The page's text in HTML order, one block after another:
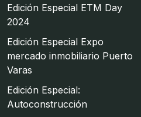
Edición Especial ETM Day
2024
Edición Especial Expo
mercado inmobiliario Puerto
Varas
Edición Especial:
Autoconstrucción